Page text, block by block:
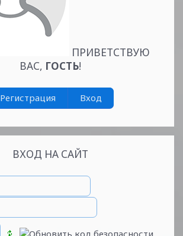
ПРИВЕТСТВУЮ
ВАС, ГОСТЬ!
Регистрация Вход
ВХОД НА САЙТ